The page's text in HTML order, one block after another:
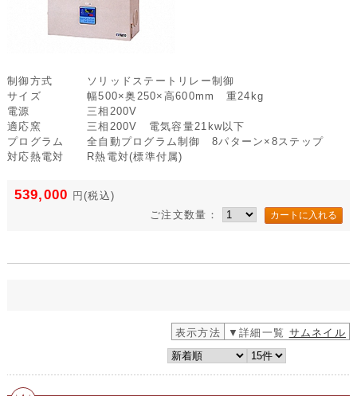
制御方式
ソリッドステートリレー制御
サイズ
幅500×奥250×高600mm 重24kg
電源
三相200V
適応窯
三相200V 電気容量21kw以下
プログラム
全自動プログラム制御 8パターン×8ステップ
対応熱電対
R熱電対(標準付属)
539,000 円(税込)
ご注文数量：
表示方法 ▼詳細一覧 サムネイル